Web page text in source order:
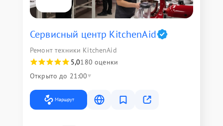
Сервисный центр KitchenAid
Ремонт техники KitchenAid
5,0180 оценки
Открыто до 21:00
Маршрут